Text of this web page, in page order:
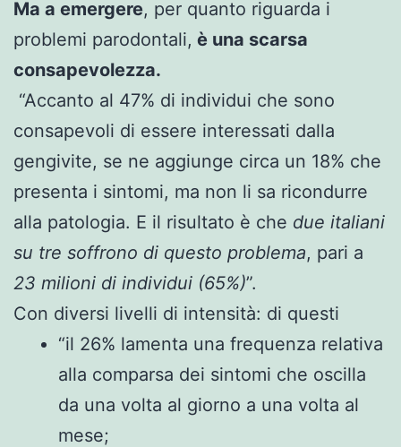
Ma a emergere, per quanto riguarda i
problemi parodontali, è una scarsa
consapevolezza.
“Accanto al 47% di individui che sono
consapevoli di essere interessati dalla
gengivite, se ne aggiunge circa un 18% che
presenta i sintomi, ma non li sa ricondurre
alla patologia. E il risultato è che due italiani
su tre soffrono di questo problema, pari a
23 milioni di individui (65%)”.
Con diversi livelli di intensità: di questi
“il 26% lamenta una frequenza relativa
alla comparsa dei sintomi che oscilla
da una volta al giorno a una volta al
mese;